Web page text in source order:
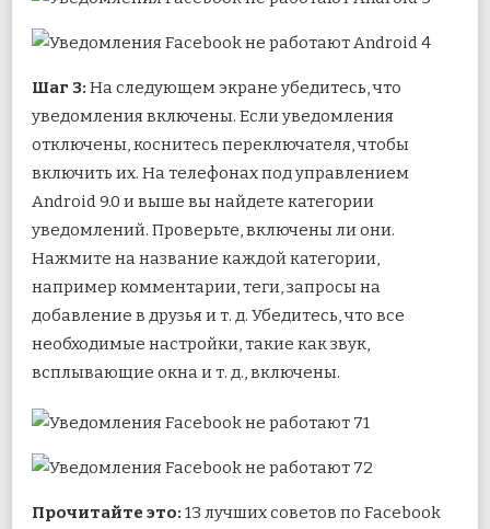
Шаг 3: На следующем экране убедитесь, что
уведомления включены. Если уведомления
отключены, коснитесь переключателя, чтобы
включить их. На телефонах под управлением
Android 9.0 и выше вы найдете категории
уведомлений. Проверьте, включены ли они.
Нажмите на название каждой категории,
например комментарии, теги, запросы на
добавление в друзья и т. д. Убедитесь, что все
необходимые настройки, такие как звук,
всплывающие окна и т. д., включены.
Прочитайте это: 13 лучших советов по Facebook